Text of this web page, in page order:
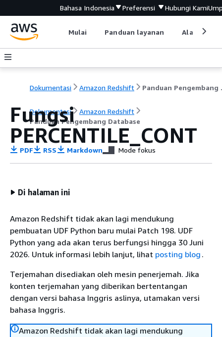
Bahasa Indonesia Preferensi Hubungi Kami
Mulai Panduan layanan Alat
Dokumentasi Amazon Redshift
Dokumentasi
Amazon Redshift
Panduan Pengembang Database
Fungsi
PERCENTILE_CONT
PDF RSS Markdown Mode fokus
Di halaman ini
Amazon Redshift tidak akan lagi mendukung
pembuatan UDF Python baru mulai Patch 198. UDF
Python yang ada akan terus berfungsi hingga 30 Juni
2026. Untuk informasi lebih lanjut, lihat posting blog .
Terjemahan disediakan oleh mesin penerjemah. Jika
konten terjemahan yang diberikan bertentangan
dengan versi bahasa Inggris aslinya, utamakan versi
bahasa Inggris.
Amazon Redshift tidak akan lagi mendukung